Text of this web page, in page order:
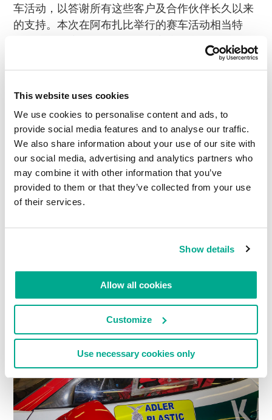
This website uses cookies
We use cookies to personalise content and ads, to
provide social media features and to analyse our traffic.
We also share information about your use of our site with
our social media, advertising and analytics partners who
may combine it with other information that you’ve
provided to them or that they’ve collected from your use
of their services.
Show details
Allow all cookies
Customize
Use necessary cookies only
车活动，以答谢所有这些客户及合作伙伴长久以来
的支持。本次在阿布扎比举行的赛车活动相当特
别：是本年度最后一次法拉利客户和商业伙伴聚会/
赛车比赛/大露营/赛车展览会/等等。法拉利几乎邀
请了每一个人，同时还举办了各项赛事–我们参加
了其中的两项。我们一同去的人还真不少…